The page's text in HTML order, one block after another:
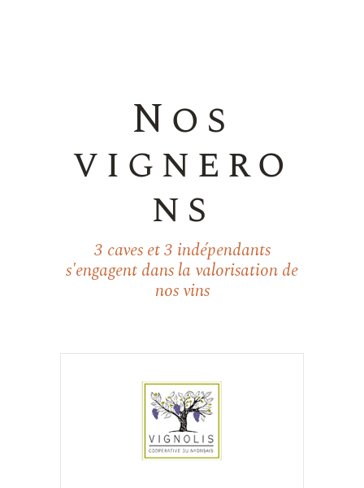
Nos
vignero
ns
3 caves et 3 indépendants
s'engagent dans la valorisation de
nos vins